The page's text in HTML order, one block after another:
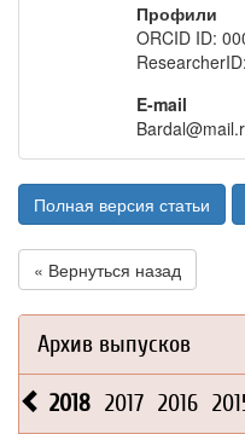
Профили
ORCID ID:
E-mail
Полная версия статьи
« Вернуться назад
Архив выпусков
2018 2017 2016